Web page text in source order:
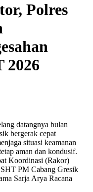
Polres
2026
datangnya bulan
bergerak cepat
situasi keamanan
aman dan kondusif.
Koordinasi (Rakor)
PM Cabang Gresik
Sarja Arya Racana